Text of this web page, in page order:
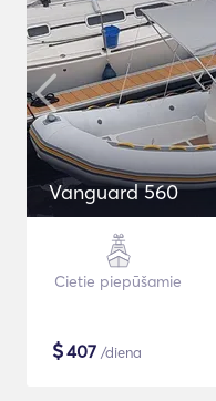
Vanguard 560
Cietie piepūšamie
$407 /diena